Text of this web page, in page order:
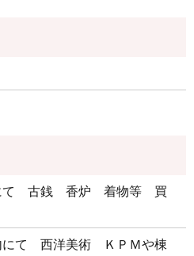
て 古銭 香炉 着物等 買
にて 西洋美術 ＫＰＭや棟